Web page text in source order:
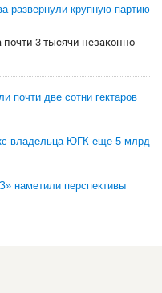
развернули крупную партию
3 тысячи незаконно
почти две сотни гектаров
владельца ЮГК еще 5 млрд
наметили перспективы